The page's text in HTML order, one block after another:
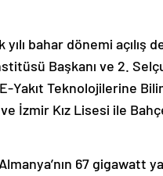
bahar dönemi açılış
Başkanı ve 2.
Teknolojilerine
İzmir Kız Lisesi ile
67 gigawatt